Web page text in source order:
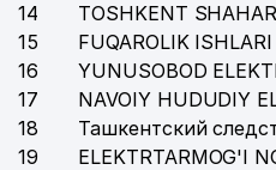
14
TOSHKENT
15
FUQAROLIK
16
YUNUSOBOD
17
NAVOIY HUDUDIY
18
Ташкентский
19
ELEKTRTARMOG'I